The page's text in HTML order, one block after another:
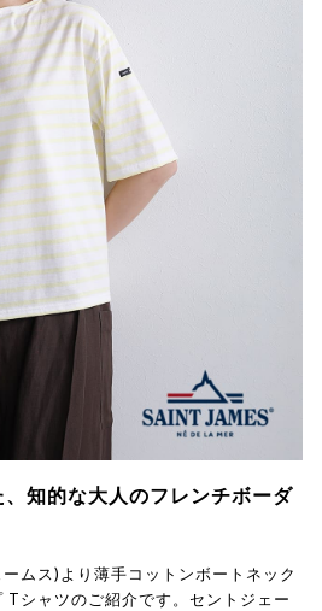
知的な大人のフレンチボーダ
ムス)より薄手コットンボートネック
Tシャツのご紹介です。セントジェー